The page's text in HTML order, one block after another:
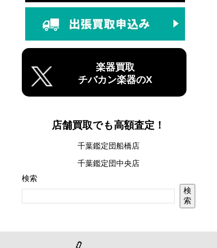
楽器買取
チバカン楽器のX
店舗買取でも高額査定！
千葉鑑定団船橋店
千葉鑑定団中央店
検索
検
索